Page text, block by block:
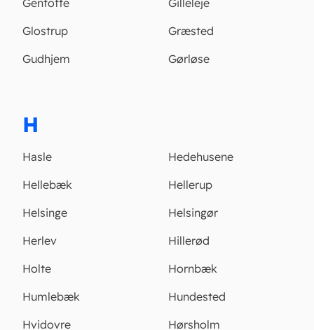
Gentofte
Gilleleje
Glostrup
Græsted
Gudhjem
Gørløse
H
Hasle
Hedehusene
Hellebæk
Hellerup
Helsinge
Helsingør
Herlev
Hillerød
Holte
Hornbæk
Humlebæk
Hundested
Hvidovre
Hørsholm